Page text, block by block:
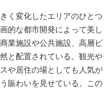
く変化したエリアのひとつ
的な都市開発によって美し
業施設や公共施設、高層ビ
と配置されている。観光や
や居住の場としても人気が
賑わいを見せている。この